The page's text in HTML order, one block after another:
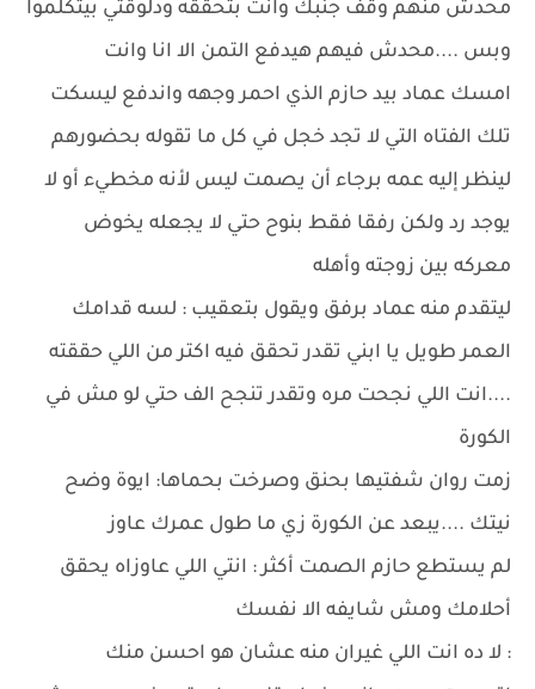
محدش منهم وقف جنبك وانت بتحققه ودلوقتي بيتكلموا
وبس ....محدش فيهم هيدفع التمن الا انا وانت
امسك عماد بيد حازم الذي احمر وجهه واندفع ليسكت
تلك الفتاه التي لا تجد خجل في كل ما تقوله بحضورهم
لينظر إليه عمه برجاء أن يصمت ليس لأنه مخطيء أو لا
يوجد رد ولكن رفقا فقط بنوح حتي لا يجعله يخوض
معركه بين زوجته وأهله
ليتقدم منه عماد برفق ويقول بتعقيب : لسه قدامك
العمر طويل يا ابني تقدر تحقق فيه اكتر من اللي حققته
....انت اللي نجحت مره وتقدر تنجح الف حتي لو مش في
الكورة
زمت روان شفتيها بحنق وصرخت بحماها: ايوة وضح
نيتك ....يبعد عن الكورة زي ما طول عمرك عاوز
لم يستطع حازم الصمت أكثر : انتي اللي عاوزاه يحقق
أحلامك ومش شايفه الا نفسك
: لا ده انت اللي غيران منه عشان هو احسن منك